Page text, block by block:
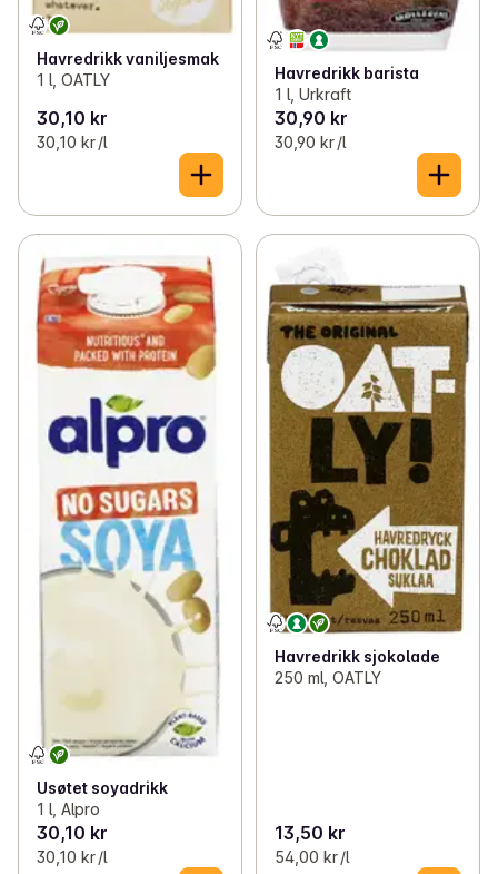
Havredrikk vaniljesmak
1 l, OATLY
30,10 kr
30,10 kr /l
Havredrikk barista
1 l, Urkraft
30,90 kr
30,90 kr /l
Usøtet soyadrikk
1 l, Alpro
30,10 kr
30,10 kr /l
Havredrikk sjokolade
250 ml, OATLY
13,50 kr
54,00 kr /l